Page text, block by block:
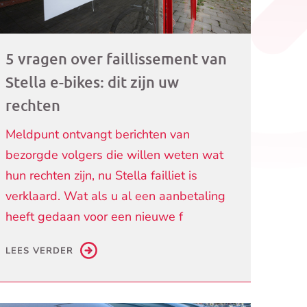
5 vragen over faillissement van
Stella e-bikes: dit zijn uw
rechten
Meldpunt ontvangt berichten van
bezorgde volgers die willen weten wat
hun rechten zijn, nu Stella failliet is
verklaard. Wat als u al een aanbetaling
heeft gedaan voor een nieuwe f
LEES VERDER